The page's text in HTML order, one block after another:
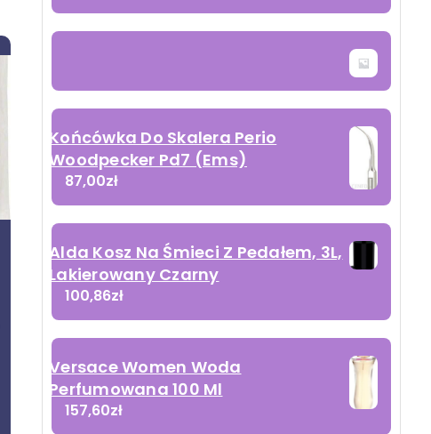
Końcówka Do Skalera Perio
Woodpecker Pd7 (Ems)
87,00zł
Alda Kosz Na Śmieci Z Pedałem, 3L,
Lakierowany Czarny
100,86zł
Versace Women Woda
Perfumowana 100 Ml
157,60zł